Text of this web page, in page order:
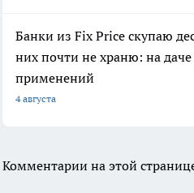
Банки из Fix Price скупаю
них почти не храню: на
применений
4 августа
Комментарии на этой